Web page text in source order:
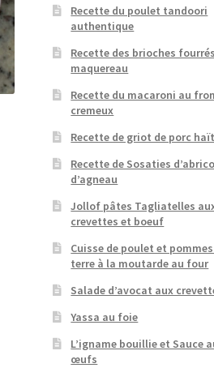
Recette du poulet tandoori
authentique
Recette des brioches
maquereau
Recette du macaroni au
cremeux
Recette de griot de porc
Recette de Sosaties
d’agneau
Jollof pâtes Tagliatelles
crevettes et boeuf
Cuisse de poulet et
terre à la moutarde au four
Salade d’avocat aux
Yassa au foie
L’igname bouillie et Sauce
œufs